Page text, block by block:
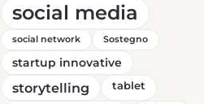
social media
social network Sostegno
startup innovative
storytelling tablet